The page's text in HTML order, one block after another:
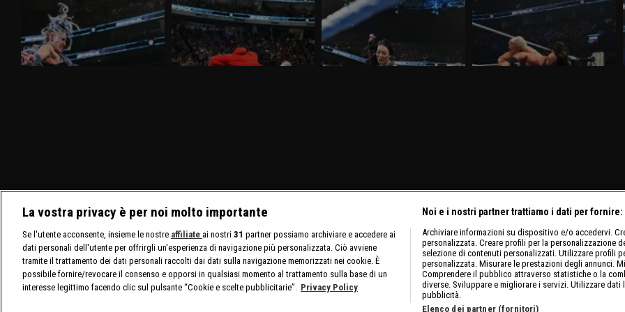
WWE SmackDown 27 marzo 2026:
Tiffany sfida Giulia
Nella puntata di SmackDown del 27
marzo, visibile su discovery+, Giulia e
Tiffany Stratton si sfidano in un Non Title
Match. Charlotte Flair e Alexa Bliss
WWE SmackDown 20 marzo 2026:
Drew e Jacob alla resa dei conti
Nella puntata di SmackDown del 20
marzo, visibile su discovery+, c'è il
match molto atteso fra Drew McIntyre e
Jacob Fatu. In palio sia i titoli tag team
WWE SmackDown 13 marzo 2026:
insidia Michin per Jade
Nella puntata di SmackDown del 13
marzo, visibile su discovery+, Cody
Rhodes e Randy Orton firmano il
contratto per il match di WrestleMania
WWE SmackDown 6 marzo 2026: è
ancora Drew contro Cody
Nella puntata di SmackDown del 6 marzo,
visibile su discovery+, Drew McIntyre
difende l'Undisputed WWE Championship
contro Cody Rhodes.
La vostra privacy è per noi molto importante
Se l'utente acconsente, insieme le nostre affiliate ai nostri 31 partner possiamo archiviare e accedere ai
dati personali dell'utente per offrirgli un'esperienza di navigazione più personalizzata. Ciò avviene
tramite il trattamento dei dati personali raccolti dai dati sulla navigazione memorizzati nei cookie. È
possibile fornire/revocare il consenso e opporsi in qualsiasi momento al trattamento sulla base di un
interesse legittimo facendo clic sul pulsante “Cookie e scelte pubblicitarie”. Privacy Policy
Noi e i nostri partner trattiamo i dati per fornire:
Archiviare informazioni su dispositivo e/o accedervi.
personalizzata. Creare profili per la personalizzazione
selezione di contenuti personalizzati. Utilizzare profili
personalizzata. Misurare le prestazioni degli annunci.
Comprendere il pubblico attraverso statistiche o la
diverse. Sviluppare e migliorare i servizi. Utilizzare dati
pubblicità.
Elenco dei partner (fornitori)